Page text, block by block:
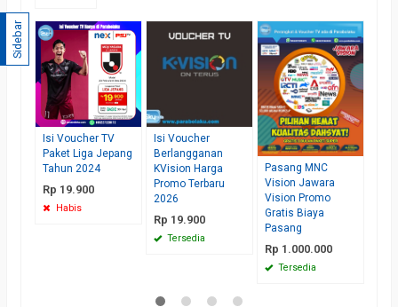
Isi Voucher TV
Paket Liga Jepang
Tahun 2024
Rp 19.900
Habis
Isi Voucher
Berlangganan
KVision Harga
Promo Terbaru
2026
Rp 19.900
Tersedia
Pasang MNC
Vision Jawara
Vision Promo
Gratis Biaya
Pasang
Rp 1.000.000
Tersedia
Sidebar